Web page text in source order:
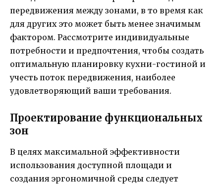
передвижения между зонами, в то время как
для других это может быть менее значимым
фактором. Рассмотрите индивидуальные
потребности и предпочтения, чтобы создать
оптимальную планировку кухни-гостиной и
учесть поток передвижения, наиболее
удовлетворяющий ваши требования.
Проектирование функциональных
зон
В целях максимальной эффективности
использования доступной площади и
создания эргономичной среды следует